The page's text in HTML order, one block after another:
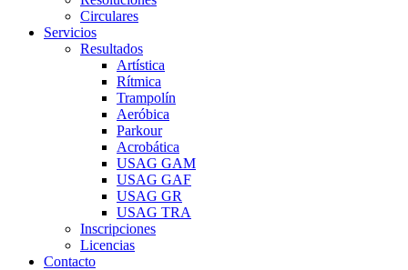
Circulares
Servicios
Resultados
Artística
Rítmica
Trampolín
Aeróbica
Parkour
Acrobática
USAG GAM
USAG GAF
USAG GR
USAG TRA
Inscripciones
Licencias
Contacto